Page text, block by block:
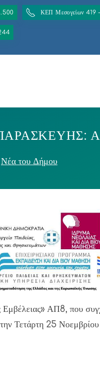
ΚΕΠ Μεσογείων 419
Νέα του Δήμου
ΑΠ8, που
Τετάρτη 25